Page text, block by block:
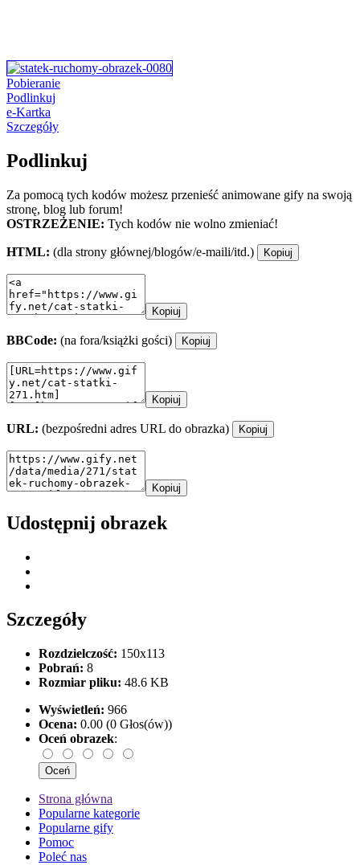
Pobieranie
Podlinkuj
e-Kartka
Szczegóły
Podlinkuj
Za pomocą tych kodów możesz przenieść animowane gify na swoją
stronę, blog lub forum!
OSTRZEŻENIE: Tych kodów nie wolno zmieniać!
HTML: (dla strony głównej/blogów/e-maili/itd.) Kopiuj
Kopiuj
BBCode: (na fora/książki gości) Kopiuj
Kopiuj
URL: (bezpośredni adres URL do obrazka) Kopiuj
Kopiuj
Udostępnij obrazek
Szczegóły
Rozdzielczość: 150x113
Pobrań: 8
Rozmiar pliku: 48.6 KB
Wyświetleń: 966
Ocena: 0.00 (0 Głos(ów))
Oceń obrazek:
Strona główna
Popularne kategorie
Popularne gify
Pomoc
Poleć nas